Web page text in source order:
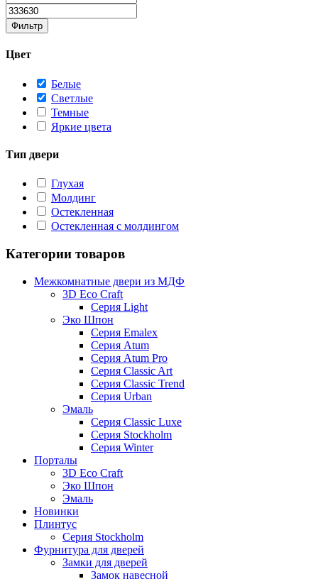
Фильтр
Цвет
Белые
Светлые
Темные
Яркие цвета
Тип двери
Глухая
Молдинг
Остекленная
Остекленная с молдингом
Категории товаров
Межкомнатные двери из МДФ
3D Eco Craft
Серия Light
Эко Шпон
Серия Emalex
Серия Atum
Серия Atum Pro
Серия Classic Art
Серия Classic Trend
Серия Urban
Эмаль
Серия Classic Luxe
Серия Stockholm
Серия Winter
Порталы
3D Eco Craft
Эко Шпон
Эмаль
Новинки
Плинтус
Серия Stockholm
Фурнитура для дверей
Замки для дверей
Замок навесной